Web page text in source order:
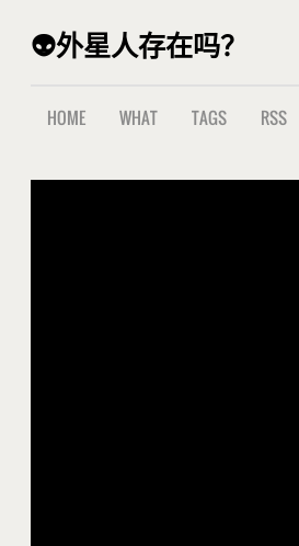
👽外星人存在吗？
HOME WHAT TAGS RSS